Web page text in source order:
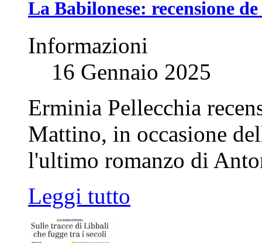
La Babilonese: recensione
Informazioni
16 Gennaio 2025
Erminia Pellecchia
Mattino, in occasione
l'ultimo romanzo di
Leggi tutto